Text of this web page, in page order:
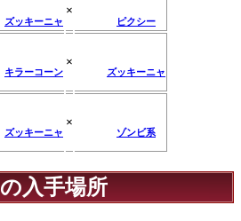
ズッキーニャ
×
ピクシー
キラーコーン
×
ズッキーニャ
ズッキーニャ
×
ゾンビ系
入手場所